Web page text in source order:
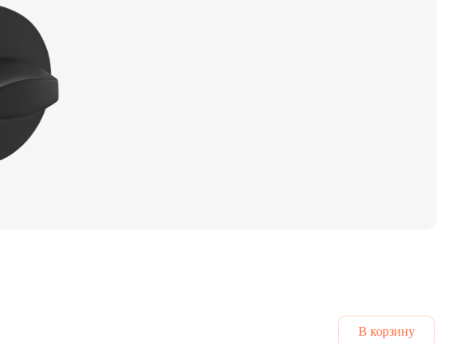
В корзину